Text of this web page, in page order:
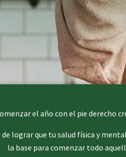
el año con el pie derecho
lograr que tu salud física y
la base para comenzar todo